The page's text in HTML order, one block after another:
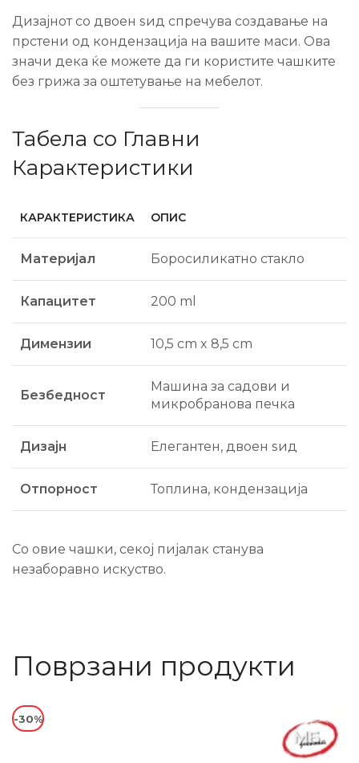
Дизајнот со двоен ѕид спречува создавање на
прстени од кондензација на вашите маси. Ова
значи дека ќе можете да ги користите чашките
без грижа за оштетување на мебелот.
Табела со Главни
Карактеристики
КАРАКТЕРИСТИКА ОПИС
Материјал Боросиликатно стакло
Капацитет 200 ml
Димензии 10,5 cm x 8,5 cm
Безбедност
Машина за садови и
микробранова печка
Дизајн Елегантен, двоен ѕид
Отпорност Топлина, кондензација
Со овие чашки, секој пијалак станува
незаборавно искуство.
Поврзани продукти
-30%